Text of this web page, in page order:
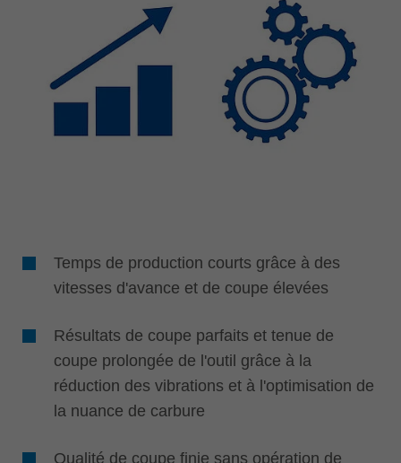
Temps de production courts grâce à des
vitesses d'avance et de coupe élevées
Résultats de coupe parfaits et tenue de
coupe prolongée de l'outil grâce à la
réduction des vibrations et à l'optimisation de
la nuance de carbure
Qualité de coupe finie sans opération de